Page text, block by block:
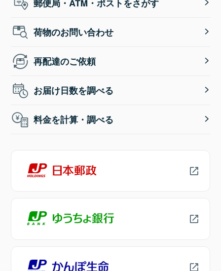
郵便局・ATM・ポストをさがす
荷物のお問い合わせ
再配達のご依頼
お届け日数を調べる
料金を計算・調べる